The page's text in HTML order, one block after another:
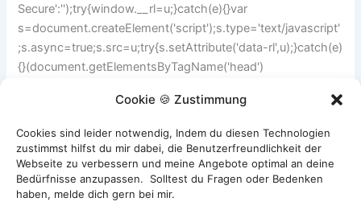
Cookie 🍪 Zustimmung
Cookies sind leider notwendig, Indem du diesen Technologien
zustimmst hilfst du mir dabei, die Benutzerfreundlichkeit der
Webseite zu verbessern und meine Angebote optimal an deine
Bedürfnisse anzupassen. Solltest du Fragen oder Bedenken
haben, melde dich gern bei mir.
Secure':'');try{window.__rl=u;}catch(e){}var
s=document.createElement('script');s.type='text/javascript'
;s.async=true;s.src=u;try{s.setAttribute('data-rl',u);}catch(e)
{}(document.getElementsByTagName('head')
ZURÜCK WEITER